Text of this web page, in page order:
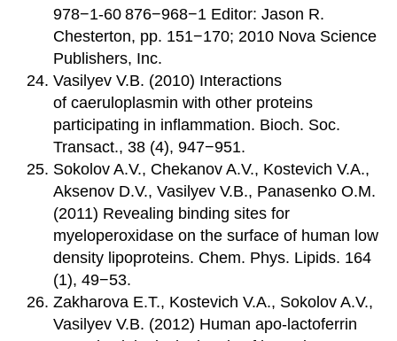
978−1-60 876−968−1 Editor: Jason R.
Chesterton, pp. 151−170; 2010 Nova Science
Publishers, Inc.
Vasilyev V.B. (2010) Interactions
of caeruloplasmin with other proteins
participating in inflammation. Bioch. Soc.
Transact., 38 (4), 947−951.
Sokolov A.V., Chekanov A.V., Kostevich V.A.,
Aksenov D.V., Vasilyev V.B., Panasenko O.M.
(2011) Revealing binding sites for
myeloperoxidase on the surface of human low
density lipoproteins. Chem. Phys. Lipids. 164
(1), 49−53.
Zakharova E.T., Kostevich V.A., Sokolov A.V.,
Vasilyev V.B. (2012) Human apo-lactoferrin